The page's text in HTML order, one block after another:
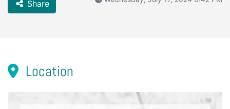
Share
Location